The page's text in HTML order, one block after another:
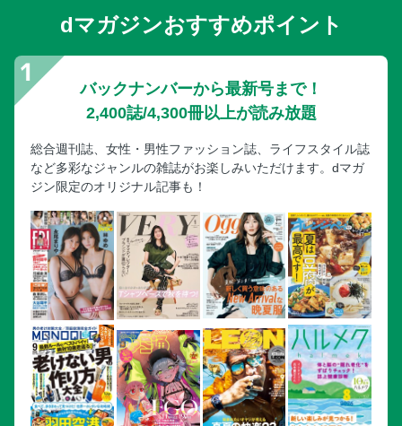
dマガジンおすすめポイント
バックナンバーから最新号まで！
2,400誌/4,300冊以上が読み放題
総合週刊誌、女性・男性ファッション誌、ライフスタイル誌
など多彩なジャンルの雑誌がお楽しみいただけます。dマガ
ジン限定のオリジナル記事も！